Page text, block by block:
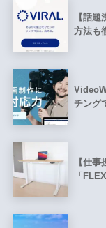
【話
方法も
チング
【仕
「